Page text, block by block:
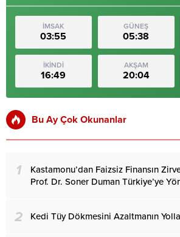
İMSAK
03:55
GÜNEŞ
05:38
İKİNDİ
16:49
AKŞAM
20:04
Bu Ay Çok Okunanlar
1
Kastamonu’dan Faizsiz Finansın
Prof. Dr. Soner Duman Türkiye’ye
2 Kedi Tüy Dökmesini Azaltmanın